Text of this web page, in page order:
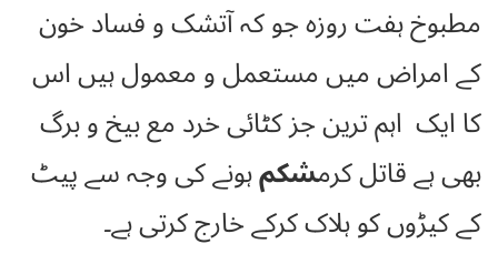
مطبوخ ہفت روزہ جو کہ آتشک و فساد خون
کے امراض میں مستعمل و معمول ہیں اس
کا ایک اہم ترین جز کٹائی خرد مع بیخ و برگ
بھی ہے قاتل کرمشکمہونے کی وجہ سے پیٹ
کے کیڑوں کو ہلاک کرکے خارج کرتی ہے۔